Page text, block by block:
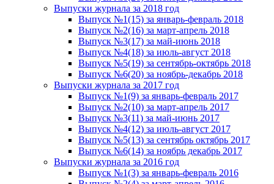
Выпуски журнала за 2018 год
Выпуск №1(15) за январь-февраль 2018
Выпуск №2(16) за март-апрель 2018
Выпуск №3(17) за май-июнь 2018
Выпуск №4(18) за июль-август 2018
Выпуск №5(19) за сентябрь-октябрь 2018
Выпуск №6(20) за ноябрь-декабрь 2018
Выпуски журнала за 2017 год
Выпуск №1(9) за январь-февраль 2017
Выпуск №2(10) за март-апрель 2017
Выпуск №3(11) за май-июнь 2017
Выпуск №4(12) за июль-август 2017
Выпуск №5(13) за сентябрь октябрь 2017
Выпуск №6(14) за ноябрь декабрь 2017
Выпуски журнала за 2016 год
Выпуск №1(3) за январь-февраль 2016